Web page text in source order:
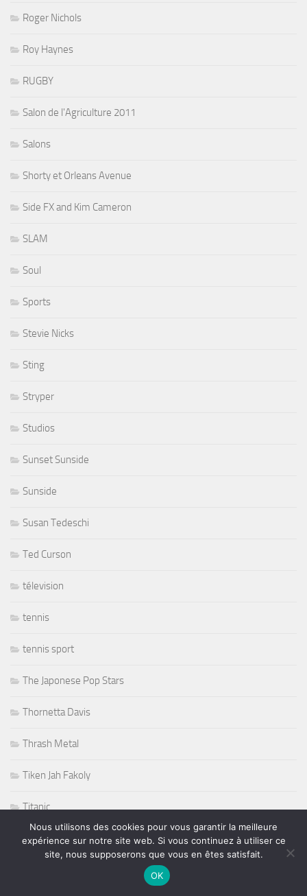
Roger Nichols
Roy Haynes
RUGBY
Salon de l'Agriculture 2011
Salons
Shorty et Orleans Avenue
Side FX and Kim Cameron
SLAM
Soul
Sports
Stevie Nicks
Sting
Stryper
Studios
Sunset Sunside
Sunside
Susan Tedeschi
Ted Curson
télevision
tennis
tennis sport
The Japonese Pop Stars
Thornetta Davis
Thrash Metal
Tiken Jah Fakoly
Titanic
Tommy Castro
Nous utilisons des cookies pour vous garantir la meilleure
expérience sur notre site web. Si vous continuez à utiliser ce
site, nous supposerons que vous en êtes satisfait.
OK